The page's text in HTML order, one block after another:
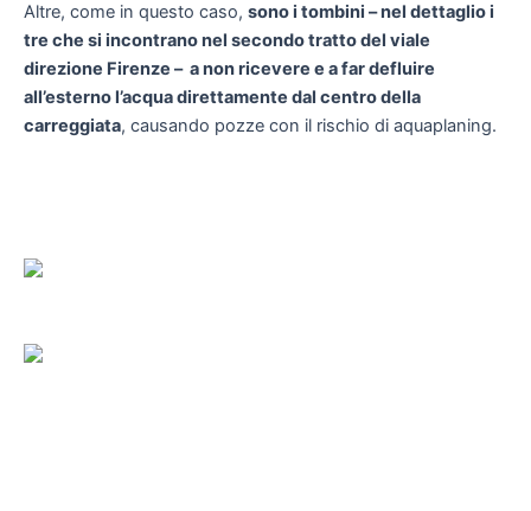
Altre, come in questo caso, sono i tombini – nel dettaglio i
tre che si incontrano nel secondo tratto del viale
direzione Firenze – a non ricevere e a far defluire
all’esterno l’acqua direttamente dal centro della
carreggiata, causando pozze con il rischio di aquaplaning.